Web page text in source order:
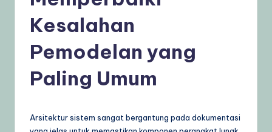
si
Kesalahan
Pemodelan yang
Paling Umum
Arsitektur sistem sangat bergantung pada dokumentasi